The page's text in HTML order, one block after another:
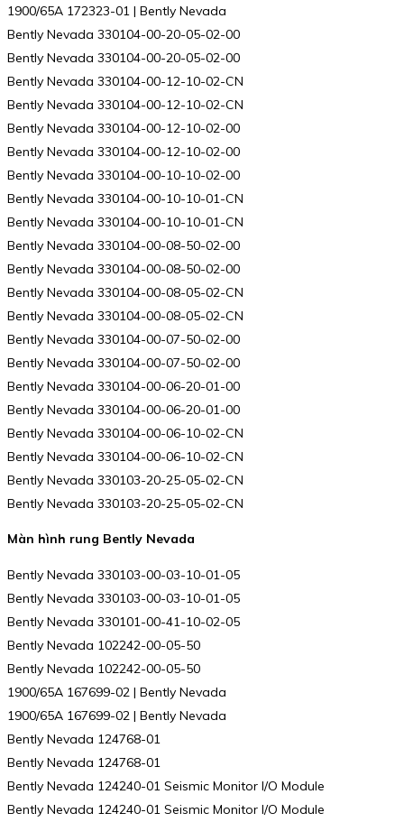
1900/65A 172323-01 | Bently Nevada
Bently Nevada 330104-00-20-05-02-00
Bently Nevada 330104-00-20-05-02-00
Bently Nevada 330104-00-12-10-02-CN
Bently Nevada 330104-00-12-10-02-CN
Bently Nevada 330104-00-12-10-02-00
Bently Nevada 330104-00-12-10-02-00
Bently Nevada 330104-00-10-10-02-00
Bently Nevada 330104-00-10-10-01-CN
Bently Nevada 330104-00-10-10-01-CN
Bently Nevada 330104-00-08-50-02-00
Bently Nevada 330104-00-08-50-02-00
Bently Nevada 330104-00-08-05-02-CN
Bently Nevada 330104-00-08-05-02-CN
Bently Nevada 330104-00-07-50-02-00
Bently Nevada 330104-00-07-50-02-00
Bently Nevada 330104-00-06-20-01-00
Bently Nevada 330104-00-06-20-01-00
Bently Nevada 330104-00-06-10-02-CN
Bently Nevada 330104-00-06-10-02-CN
Bently Nevada 330103-20-25-05-02-CN
Bently Nevada 330103-20-25-05-02-CN
Màn hình rung Bently Nevada
Bently Nevada 330103-00-03-10-01-05
Bently Nevada 330103-00-03-10-01-05
Bently Nevada 330101-00-41-10-02-05
Bently Nevada 102242-00-05-50
Bently Nevada 102242-00-05-50
1900/65A 167699-02 | Bently Nevada
1900/65A 167699-02 | Bently Nevada
Bently Nevada 124768-01
Bently Nevada 124768-01
Bently Nevada 124240-01 Seismic Monitor I/O Module
Bently Nevada 124240-01 Seismic Monitor I/O Module